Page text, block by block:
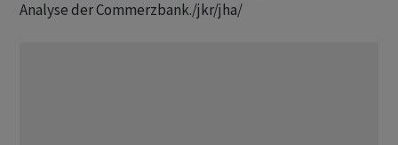
Analyse der Commerzbank./jkr/jha/